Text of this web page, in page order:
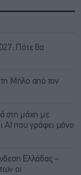
Πότε θα
Μήλο από τον
στη μάχη με
AI που γράφει μόνο
Ελλάδας –
οι